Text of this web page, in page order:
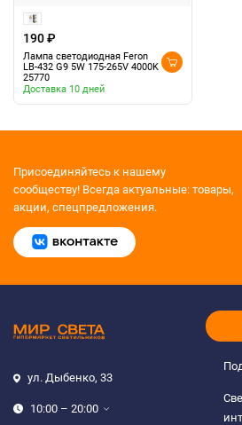
190 ₽
Лампа светодиодная Feron
LB-432 G9 5W 175-265V 4000K
25770
Доставка 10 дней
Присоединяйтесь к нашему
сообществу! Всегда актуальные: товары,
акции, спецпредложения.
ул. Дыбенко, 33
10:00 – 20:00